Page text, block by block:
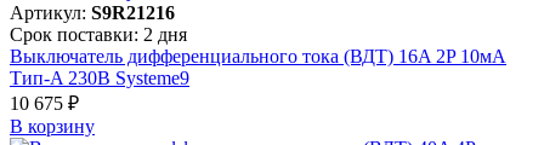
Артикул: S9R21216
Срок поставки: 2 дня
Выключатель дифференциального тока (ВДТ) 16A 2P 10мА
Тип-A 230В Systeme9
10 675 ₽
В корзинy